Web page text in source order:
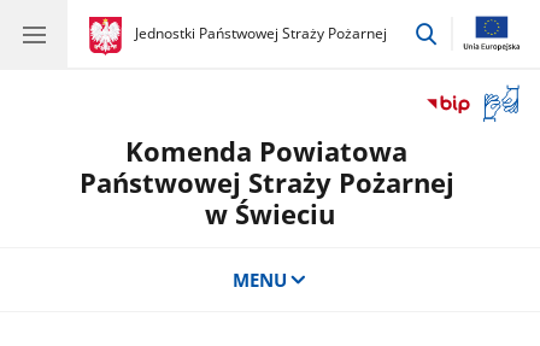
gov.pl
Jednostki Państwowej Straży Pożarnej
gov.pl
Jednostki
przejdź
okno
Komenda Powiatowa
Państwowej Straży Pożarnej
w Świeciu
MENU